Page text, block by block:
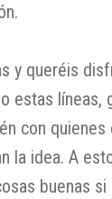
y queréis
estas líneas,
con
la idea. A
buenas